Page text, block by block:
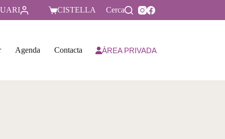
CISTELLA Cerca
Agenda Contacta ÀREA PRIVADA